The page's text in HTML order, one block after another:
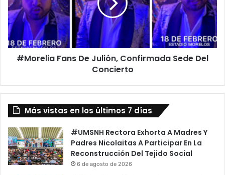
Confirmada
Sede
Del
Concierto
#Morelia Fans De Julión, Confirmada Sede Del
Concierto
Más vistas en los últimos 7 días
#UMSNH Rectora Exhorta A Madres Y
Padres Nicolaitas A Participar En La
Reconstrucción Del Tejido Social
6 de agosto de 2026